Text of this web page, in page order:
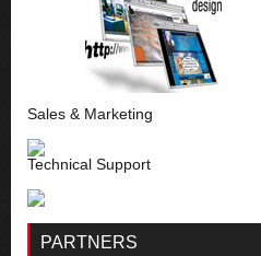
Sales & Marketing
Technical Support
PARTNERS